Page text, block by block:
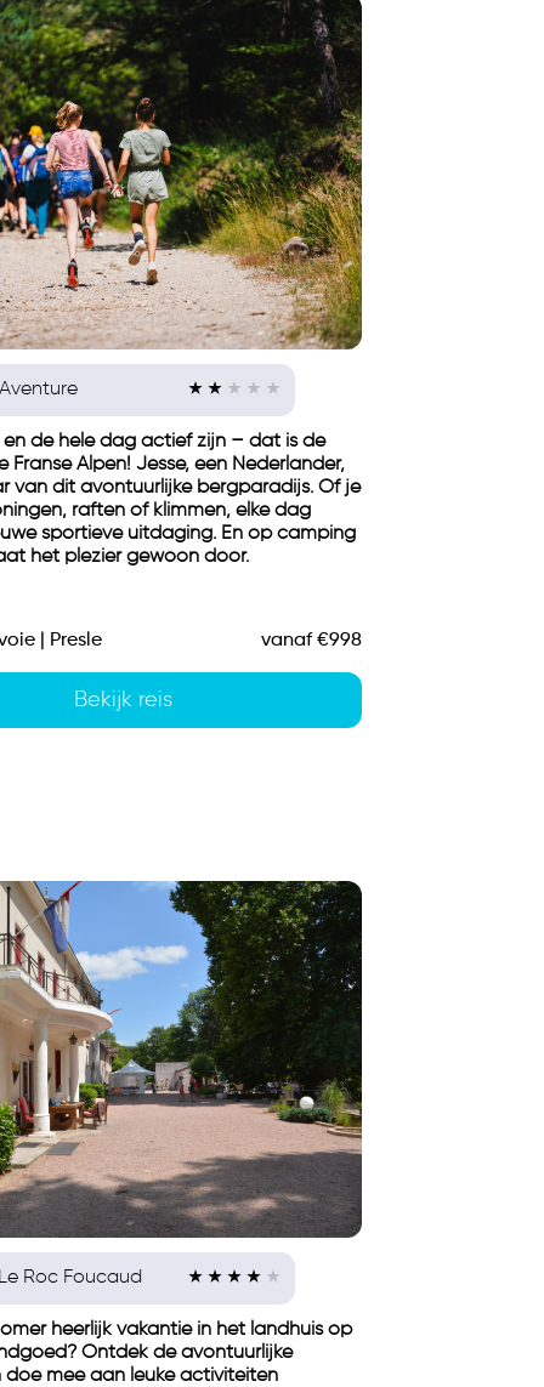
en de hele dag actief zijn – dat is de
Franse Alpen! Jesse, een Nederlander,
van dit avontuurlijke bergparadijs. Of je
raften of klimmen, elke dag
sportieve uitdaging. En op camping
het plezier gewoon door.
| Presle vanaf €998
Bekijk reis
Roc Foucaud
heerlijk vakantie in het landhuis op
Ontdek de avontuurlijke
doe mee aan leuke activiteiten